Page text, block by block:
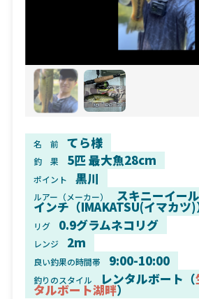
名 前 てら様
釣 果 5匹 最大魚28cm
ポイント 黒川
ルアー（メーカー） スキニーイー
インチ（IMAKATSU(イマカツ)
リグ 0.9グラムネコリグ
レンジ 2m
良い釣果の時間帯 9:00-10:00
釣りのスタイル レンタルボート（
タルボート湖畔）